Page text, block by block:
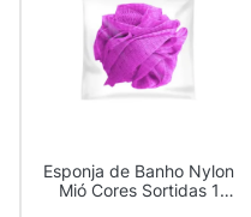
Esponja de Banho Nylon
Mió Cores Sortidas 1